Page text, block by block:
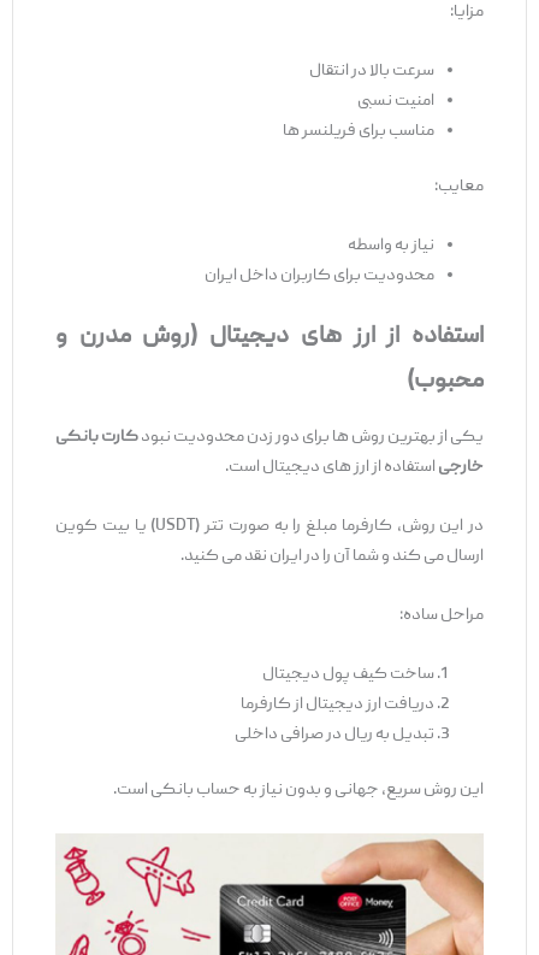
مزایا:
سرعت بالا در انتقال
امنیت نسبی
مناسب برای فریلنسر ها
معایب:
نیاز به واسطه
محدودیت برای کاربران داخل ایران
استفاده از ارز های دیجیتال (روش مدرن و
محبوب)
یکی از بهترین روش‌ ها برای دور زدن محدودیت نبودکارت بانکی
خارجیاستفاده از ارز های دیجیتال است.
در این روش، کارفرما مبلغ را به ‌صورت تتر (USDT) یا بیت‌ کوین
ارسال می ‌کند و شما آن را در ایران نقد می ‌کنید.
مراحل ساده:
ساخت کیف پول دیجیتال
دریافت ارز دیجیتال از کارفرما
تبدیل به ریال در صرافی داخلی
این روش سریع، جهانی و بدون نیاز به حساب بانکی است.